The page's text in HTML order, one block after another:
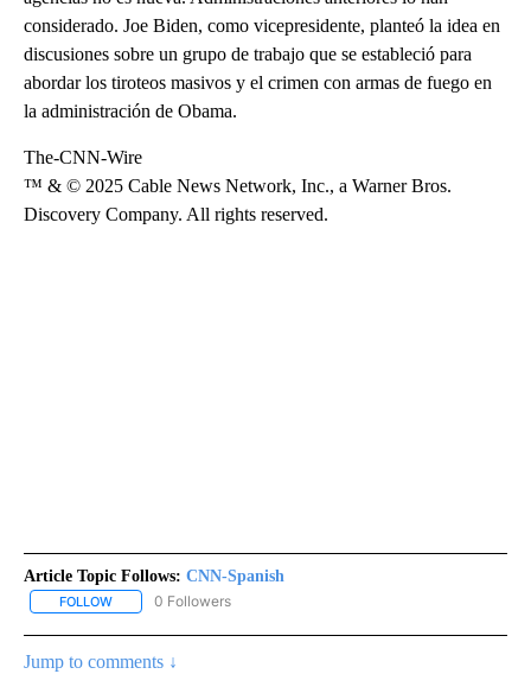
considerado. Joe Biden, como vicepresidente, planteó la idea en
discusiones sobre un grupo de trabajo que se estableció para
abordar los tiroteos masivos y el crimen con armas de fuego en
la administración de Obama.
The-CNN-Wire
™ & © 2025 Cable News Network, Inc., a Warner Bros.
Discovery Company. All rights reserved.
Article Topic Follows: CNN-Spanish
FOLLOW FOLLOW "CNN-SPANISH" TO RECEIVE NOTIFICATIONS ABOUT
0 Followers
Jump to comments ↓